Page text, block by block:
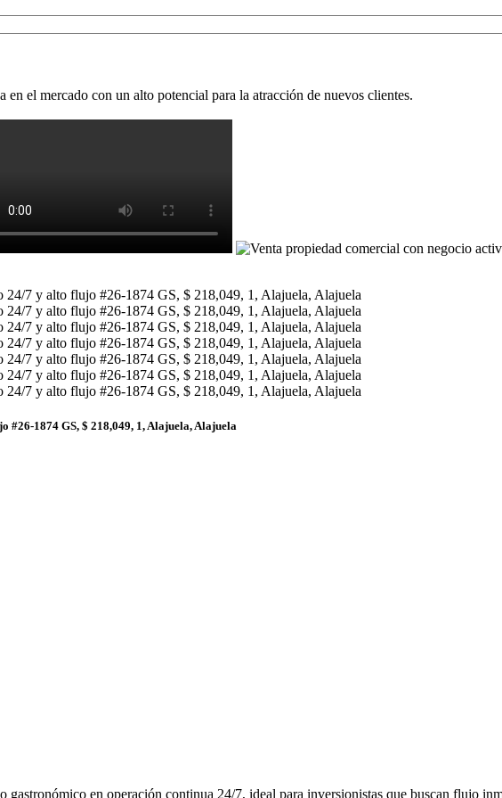
el mercado con un alto potencial para la atracción de nuevos clientes.
#26-1874 GS, $ 218,049, 1, Alajuela, Alajuela
gastronómico en operación continua 24/7, ideal para inversionistas que buscan flujo